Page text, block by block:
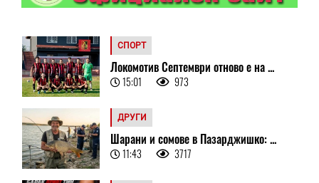
СПОРТ
Локомотив Септември отново е на ...
15:01 973
ДРУГИ
Шарани и сомове в Пазарджишко: ...
11:43 3717